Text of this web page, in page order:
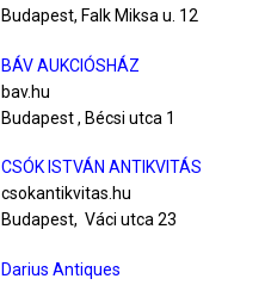
Budapest, Falk Miksa u. 12
BÁV AUKCIÓSHÁZ
bav.hu
Budapest , Bécsi utca 1
CSÓK ISTVÁN ANTIKVITÁS
csokantikvitas.hu
Budapest, Váci utca 23
Darius Antiques